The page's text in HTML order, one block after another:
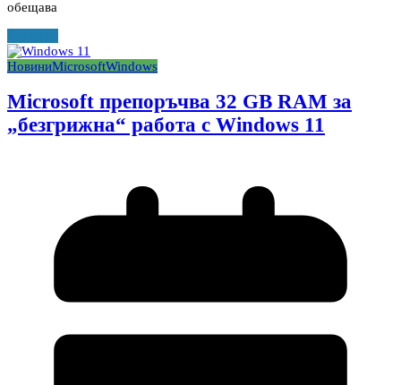
обещава
НовиниMicrosoftWindows
Microsoft препоръчва 32 GB RAM за
„безгрижна“ работа с Windows 11